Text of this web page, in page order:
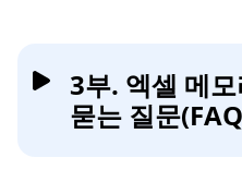
3부. 엑셀 메
묻는 질문